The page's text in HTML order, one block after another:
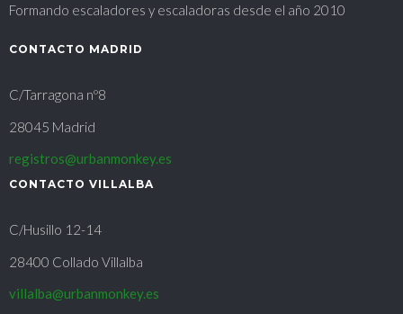
Formando escaladores y escaladoras desde el año 2010
CONTACTO MADRID
C/Tarragona nº8
28045 Madrid
registros@urbanmonkey.es
CONTACTO VILLALBA
C/Husillo 12-14
28400 Collado Villalba
villalba@urbanmonkey.es